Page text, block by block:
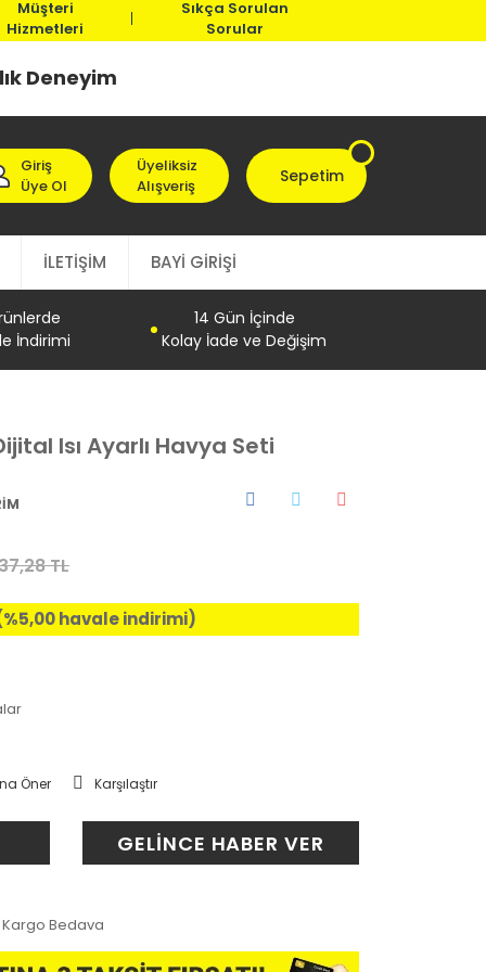
Müşteri
Hizmetleri
Sıkça Sorulan
Sorular
Deneyim
Giriş
Üye Ol
Üyeliksiz
Alışveriş
Sepetim
İLETİŞİM BAYİ GİRİŞİ
İndirimi
14 Gün İçinde
Kolay İade ve Değişim
Isı Ayarlı Havya Seti
TL
havale indirimi)
Öner Karşılaştır
GELİNCE HABER VER
Kargo Bedava